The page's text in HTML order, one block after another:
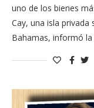
uno de los bienes
Cay, una isla privada
Bahamas, informó